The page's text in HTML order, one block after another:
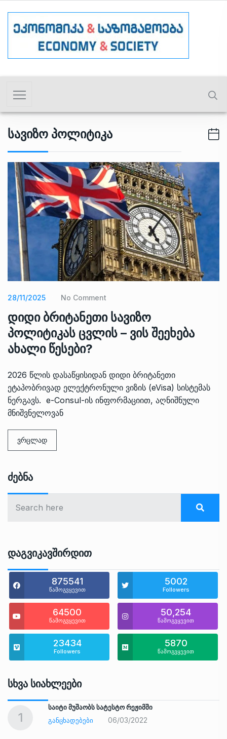
Სავიზო Პოლიტიკა
28/11/2025 No Comment
დიდი ბრიტანეთი სავიზო
პოლიტიკას ცვლის – ვის შეეხება
ახალი წესები?
2026 წლის დასაწყისიდან დიდი ბრიტანეთი
ეტაპობრივად ელექტრონული ვიზის (eVisa) სისტემას
ნერგავს. e-Consul-ის ინფორმაციით, აღნიშნული
მნიშვნელოვან
ვრცლად
Ძებნა
Დაგვიკავშირდით
875541
წამოგვყევით
5002
Followers
64500
წამოგვყევით
50,254
წამოგვყევით
23434
Followers
5870
წამოგვყევით
Სხვა Სიახლეები
1
საიტი მუშაობს სატესტო რეჟიმში
ᲒᲐᲜᲪᲮᲐᲓᲔᲑᲔᲑᲘ
06/03/2022